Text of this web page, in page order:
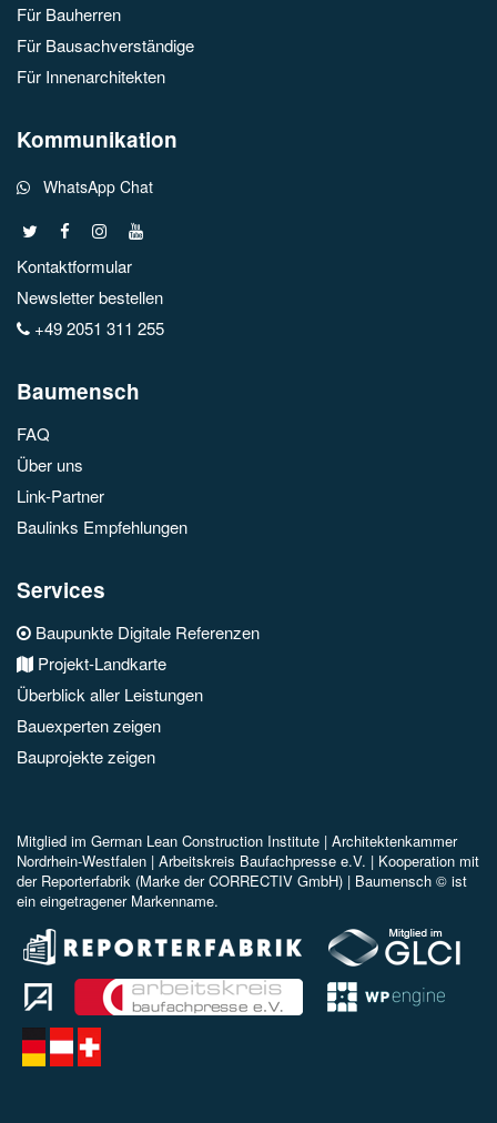
Für Bauherren
Für Bausachverständige
Für Innenarchitekten
Kommunikation
WhatsApp Chat
Kontaktformular
Newsletter bestellen
+49 2051 311 255
Baumensch
FAQ
Über uns
Link-Partner
Baulinks Empfehlungen
Services
Baupunkte Digitale Referenzen
Projekt-Landkarte
Überblick aller Leistungen
Bauexperten zeigen
Bauprojekte zeigen
Mitglied im German Lean Construction Institute | Architektenkammer
Nordrhein-Westfalen | Arbeitskreis Baufachpresse e.V. | Kooperation mit
der Reporterfabrik (Marke der CORRECTIV GmbH) | Baumensch © ist
ein eingetragener Markenname.